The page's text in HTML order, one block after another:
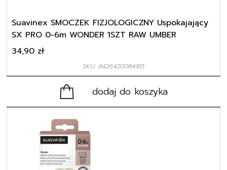
Suavinex SMOCZEK FIZJOLOGICZNY Uspokajający
SX PRO 0-6m WONDER 1SZT RAW UMBER
SKU: 8426420084185
34,90 zł
dodaj do koszyka